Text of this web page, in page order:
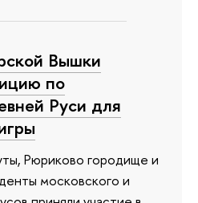
Вышки
по
Руси для
Рюриково городище и
московского и